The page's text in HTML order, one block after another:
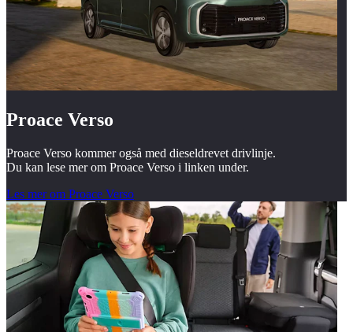
Proace Verso
Proace Verso kommer også med dieseldrevet drivlinje.
Du kan lese mer om Proace Verso i linken under.
Les mer om Proace Verso